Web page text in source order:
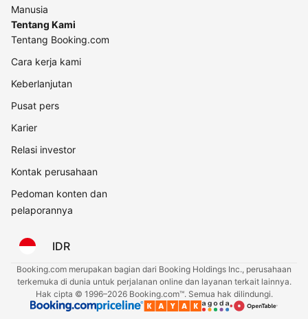
Manusia
Tentang Kami
Tentang Booking.com
Cara kerja kami
Keberlanjutan
Pusat pers
Karier
Relasi investor
Kontak perusahaan
Pedoman konten dan
pelaporannya
IDR
Booking.com merupakan bagian dari Booking Holdings Inc., perusahaan
terkemuka di dunia untuk perjalanan online dan layanan terkait lainnya.
Hak cipta © 1996–2026 Booking.com™. Semua hak dilindungi.